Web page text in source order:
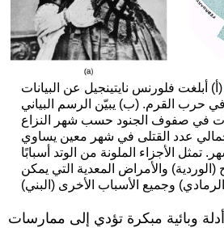
أبلغت فلورنس نايتينجيل عن البيانات
حرب القرم. (ب) يبيّن الرسم البياني
في صفوف الجنود حسب شهر النزاع
عدد القتلى في شهر معين يساوي
تمثل الأجزاء الملونة من الوتد أسبابًا
(الوردية) والأمراض المعدية التي يمكن
وبائية مبكرة تؤدي إلى ممارسات